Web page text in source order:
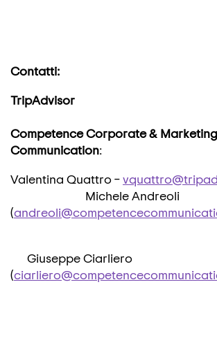
Contatti:
TripAdvisor
Competence Corporate & Marketing
Communication:
Valentina Quattro –
Michele Andreoli
(
Giuseppe Ciarliero
(